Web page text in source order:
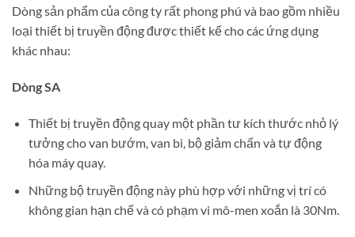
Dòng sản phẩm của công ty rất phong phú và bao gồm nhiều
loại thiết bị truyền động được thiết kế cho các ứng dụng
khác nhau:
Dòng SA
Thiết bị truyền động quay một phần tư kích thước nhỏ lý
tưởng cho van bướm, van bi, bộ giảm chấn và tự động
hóa máy quay.
Những bộ truyền động này phù hợp với những vị trí có
không gian hạn chế và có phạm vi mô-men xoắn là 30Nm.